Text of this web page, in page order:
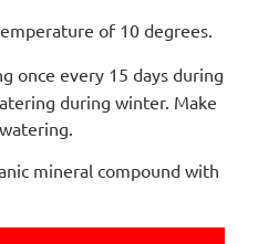
of 10 degrees.
once every 15 days during
during winter. Make
mineral compound with